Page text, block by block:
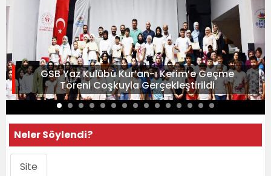
GSB Yaz Kulübü Kur’an-ı Kerim’e Geçme
Töreni Coşkuyla Gerçekleştirildi
Neler Söylendi?
Site